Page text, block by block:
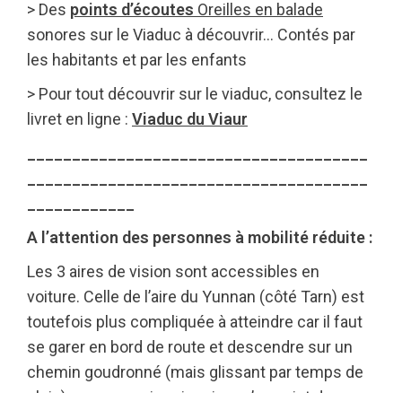
> Des points d’écoutes Oreilles en balade
sonores sur le Viaduc à découvrir… Contés par
les habitants et par les enfants
> Pour tout découvrir sur le viaduc, consultez le
livret en ligne : Viaduc du Viaur
A l’attention des personnes à mobilité réduite :
Les 3 aires de vision sont accessibles en
voiture. Celle de l’aire du Yunnan (côté Tarn) est
toutefois plus compliquée à atteindre car il faut
se garer en bord de route et descendre sur un
chemin goudronné (mais glissant par temps de